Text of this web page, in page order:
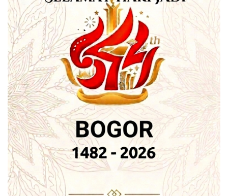
Ragawi dalam konteks struktur Cagar Budaya.
Hal itu berbanding terbalik dengan yang ada di Peraturan
Menteri Kebudayaan dan Pariwisata, Nomor
PM.26/PW.007/MKP/2007. Ada 22 situs dan bangunan
peninggalan sejarah dan purbakala di wilayah Kota Bogor
yang resmi ditetapkan sebagai cagar budaya.
Di antaranya, bangunan Balai Kota Bogor, Gedung
Karesidenan Bogor, Markas Kodim 0606 Bogor, Markas
Korem 061/Surya Kencana, Gedung Blenong/Badan
Pertanahan Nasional Bogor, Gedung RRI Regional II
Bogor, dan Balai Penelitian Bio Teknologi Perkebunan
Indonesia.
Kemudian, Kantor Pos Bogor, Lembaga Pemasyarakatan